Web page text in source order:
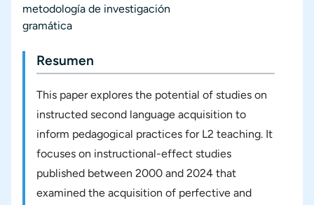
metodología de investigación
gramática
Resumen
This paper explores the potential of studies on
instructed second language acquisition to
inform pedagogical practices for L2 teaching. It
focuses on instructional-effect studies
published between 2000 and 2024 that
examined the acquisition of perfective and